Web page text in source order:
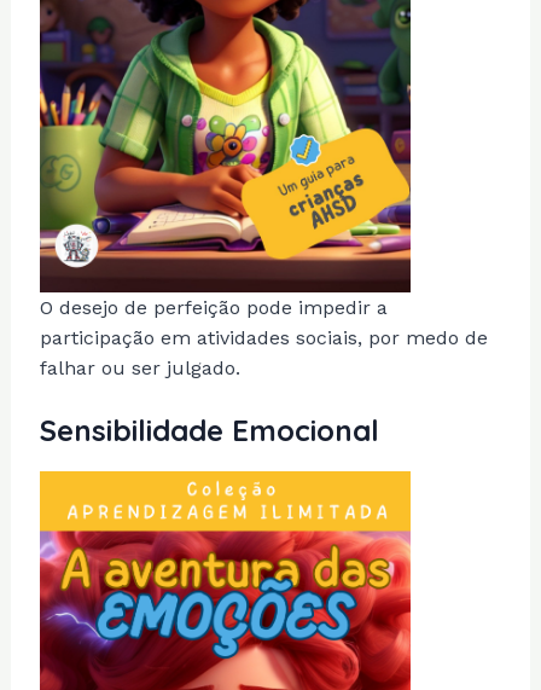
O desejo de perfeição pode impedir a
participação em atividades sociais, por medo de
falhar ou ser julgado.
Sensibilidade Emocional